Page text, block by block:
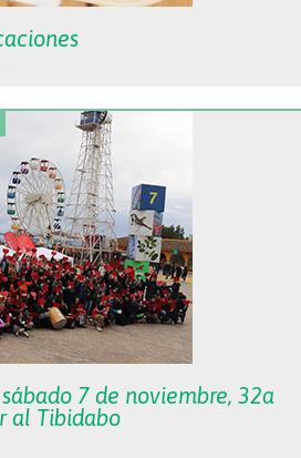
7 de noviembre, 32a
al Tibidabo